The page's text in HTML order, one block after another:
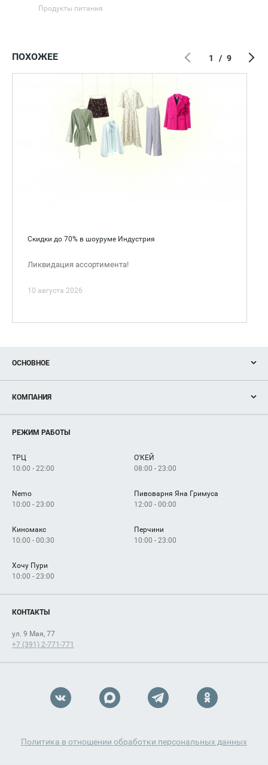
Продукты питания
ПОХОЖЕЕ
Скидки до 70% в шоуруме Индустрия
Ликвидация ассортимента!
10 августа 2026
1 / 9
ОСНОВНОЕ
Новости
Магазины
Услуги
КОМПАНИЯ
Рекламодателям
Как добраться
РЕЖИМ РАБОТЫ
ТРЦ
10:00 - 22:00
О'КЕЙ
08:00 - 23:00
Nemo
10:00 - 23:00
Пивоварня Яна Гримуса
12:00 - 00:00
Киномакс
10:00 - 00:30
Перчини
10:00 - 23:00
Хочу Пури
10:00 - 23:00
КОНТАКТЫ
ул. 9 Мая, 77
+7 (391) 2-771-771
Политика в отношении обработки персональных данных